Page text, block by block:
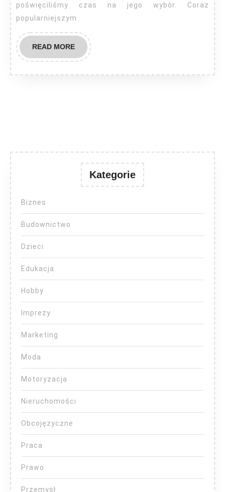
poświęciliśmy czas na jego wybór. Coraz
popularniejszym
READ MOREREAD
MORE
Kategorie
Biznes
Budownictwo
Dzieci
Edukacja
Hobby
Imprezy
Marketing
Moda
Motoryzacja
Nieruchomości
Obcojęzyczne
Praca
Prawo
Przemysł